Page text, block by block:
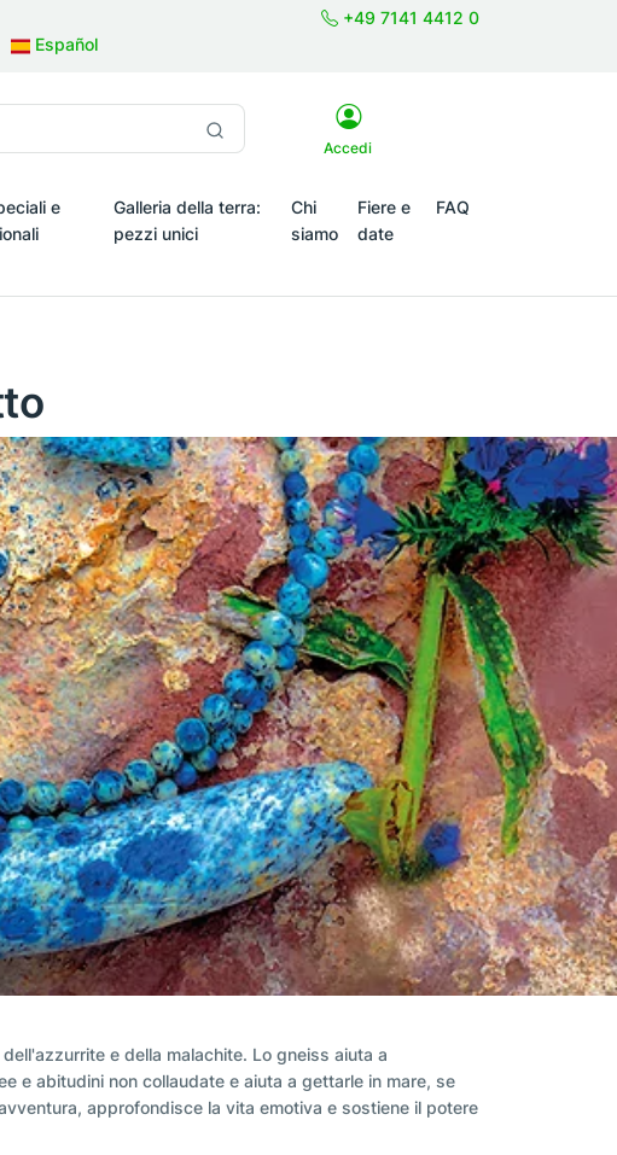
+49 7141 4412 0
Español
Accedi
e
Galleria della terra:
pezzi unici
Chi
siamo
Fiere e
date
FAQ
e della malachite. Lo gneiss aiuta a
e abitudini non collaudate e aiuta a gettarle in mare, se
approfondisce la vita emotiva e sostiene il potere